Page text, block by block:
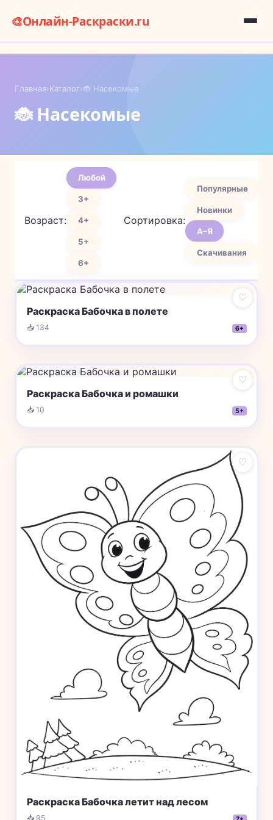
🎨Онлайн-Раскраски.ru
Главная›Каталог›🐞 Насекомые
🐞 Насекомые
Возраст:
Любой
3+
4+
5+
6+
Сортировка:
Популярные
Новинки
А–Я
Скачивания
♡
Раскраска Бабочка в полете
📥 134 6+
♡
Раскраска Бабочка и ромашки
📥 10 5+
♡
Раскраска Бабочка летит над лесом
📥 95